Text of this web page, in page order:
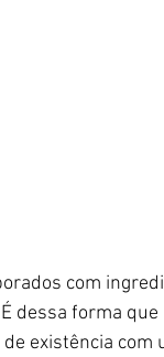
com
dessa forma
existência